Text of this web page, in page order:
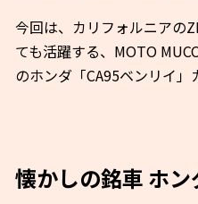
今回は、カリフォルニアの
ても活躍する、MOTO
のホンダ「CA95ベンリイ」
懐かしの銘車 ホ